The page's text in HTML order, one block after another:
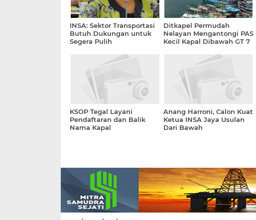
INSA: Sektor Transportasi
Butuh Dukungan untuk
Segera Pulih
Ditkapel Permudah
Nelayan Mengantongi PAS
Kecil Kapal Dibawah GT 7
KSOP Tegal Layani
Pendaftaran dan Balik
Nama Kapal
Anang Harroni, Calon Kuat
Ketua INSA Jaya Usulan
Dari Bawah